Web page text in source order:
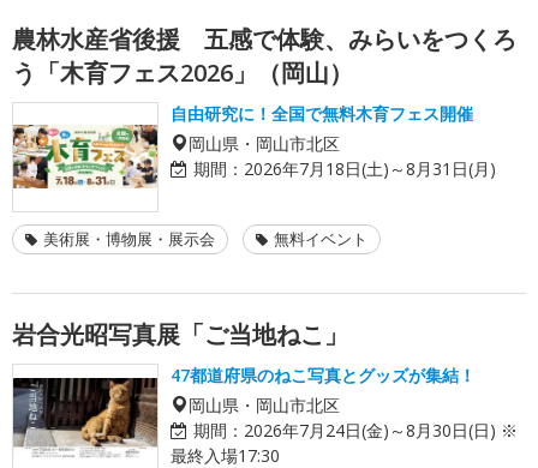
農林水産省後援 五感で体験、みらいをつくろ
う「木育フェス2026」（岡山）
自由研究に！全国で無料木育フェス開催
岡山県・岡山市北区
期間： 2026年7月18日(土)～8月31日(月)
美術展・博物展・展示会 無料イベント
岩合光昭写真展「ご当地ねこ」
47都道府県のねこ写真とグッズが集結！
岡山県・岡山市北区
期間： 2026年7月24日(金)～8月30日(日) ※
最終入場17:30